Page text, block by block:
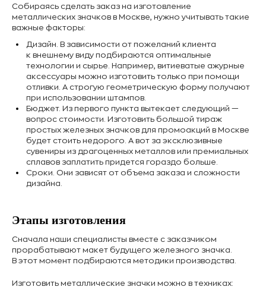
Собираясь сделать заказ на изготовление
металлических значков в Москве, нужно учитывать такие
важные факторы:
Дизайн. В зависимости от пожеланий клиента
к внешнему виду подбираются оптимальные
технологии и сырье. Например, витиеватые ажурные
аксессуары можно изготовить только при помощи
отливки. А строгую геометрическую форму получают
при использовании штампов.
Бюджет. Из первого пункта вытекает следующий —
вопрос стоимости. Изготовить большой тираж
простых железных значков для промоакций в Москве
будет стоить недорого. А вот за эксклюзивные
сувениры из драгоценных металлов или премиальных
сплавов заплатить придется гораздо больше.
Сроки. Они зависят от объема заказа и сложности
дизайна.
Этапы изготовления
Сначала наши специалисты вместе с заказчиком
прорабатывают макет будущего железного значка.
В этот момент подбираются методики производства.
Изготовить металлические значки можно в техниках: